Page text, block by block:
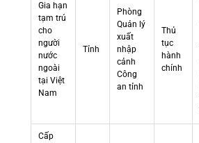
Gia hạn
tạm trú
cho
người
nước
ngoài
tại Việt
Nam
Tỉnh
Phòng
Quản lý
xuất
nhập
cảnh
Công
an tỉnh
Thủ
tục
hành
chính
Cấp